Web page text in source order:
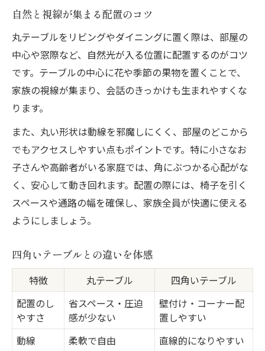
自然と視線が集まる配置のコツ
丸テーブルをリビングやダイニングに置く際は、部屋の
中心や窓際など、自然光が入る位置に配置するのがコツ
です。テーブルの中心に花や季節の果物を置くことで、
家族の視線が集まり、会話のきっかけも生まれやすくな
ります。
また、丸い形状は動線を邪魔しにくく、部屋のどこから
でもアクセスしやすい点もポイントです。特に小さなお
子さんや高齢者がいる家庭では、角にぶつかる心配がな
く、安心して動き回れます。配置の際には、椅子を引く
スペースや通路の幅を確保し、家族全員が快適に使える
ようにしましょう。
四角いテーブルとの違いを体感
特徴 丸テーブル
四角いテーブル
配置のし
やすさ
省スペース・圧迫
感が少ない
壁付け・コーナー配
置しやすい
動線
柔軟で自由
直線的になりやすい